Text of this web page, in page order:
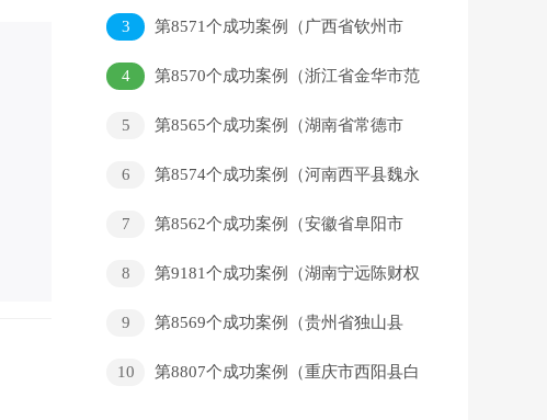
某平）
3
第8571个成功案例（广西省钦州市
李某健回家）
4
第8570个成功案例（浙江省金华市范
5
第8565个成功案例（湖南省常德市
6
第8574个成功案例（河南西平县魏永
7
第8562个成功案例（安徽省阜阳市
8
第9181个成功案例（湖南宁远陈财权
9
第8569个成功案例（贵州省独山县
10
第8807个成功案例（重庆市西阳县白